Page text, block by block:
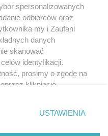
spersonalizowanych
odbiorców oraz
my i Zaufani
danych
skanować
identyfikacji.
prosimy o zgodę na
kliknięcie
ustawień prywatności
rogu strony
wymagają zgody
USTAWIENIA